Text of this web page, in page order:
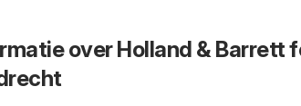
over Holland & Barrett